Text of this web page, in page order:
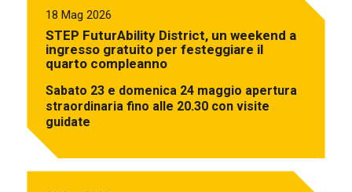
18 Mag 2026
STEP FuturAbility District, un weekend a
ingresso gratuito per festeggiare il
quarto compleanno
Sabato 23 e domenica 24 maggio apertura
straordinaria fino alle 20.30 con visite
guidate